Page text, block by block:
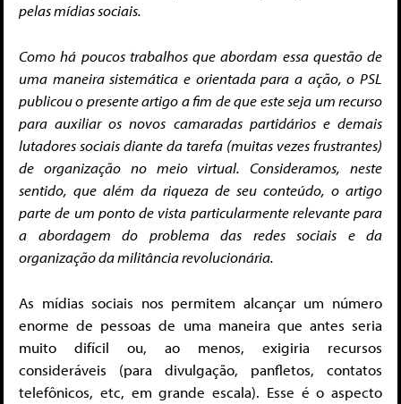
pelas mídias sociais.
Como há poucos trabalhos que abordam essa questão de
uma maneira sistemática e orientada para a ação, o PSL
publicou o presente artigo a fim de que este seja um recurso
para auxiliar os novos camaradas partidários e demais
lutadores sociais diante da tarefa (muitas vezes frustrantes)
de organização no meio virtual. Consideramos, neste
sentido, que além da riqueza de seu conteúdo, o artigo
parte de um ponto de vista particularmente relevante para
a abordagem do problema das redes sociais e da
organização da militância revolucionária.
As mídias sociais nos permitem alcançar um número
enorme de pessoas de uma maneira que antes seria
muito difícil ou, ao menos, exigiria recursos
consideráveis (para divulgação, panfletos, contatos
telefônicos, etc, em grande escala). Esse é o aspecto